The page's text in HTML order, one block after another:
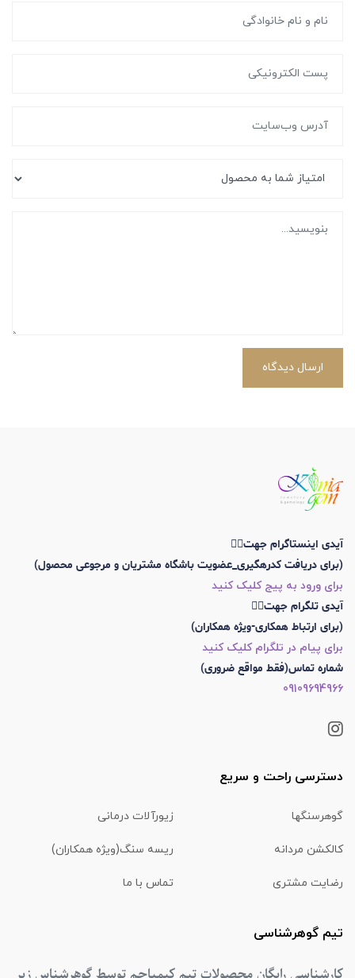
ارسال دیدگاه
آیدی اینستاگرام جهت👇🏼
(برای دریافت کدرهگیری_عضویت باشگاه مشتریان و مرجوعی محصول)
برای ورود به پیج کلیک کنید
آیدی تلگرام جهت👇🏼
(برای ارتباط همکاری-ویژه همکاران)
برای پیام در تلگرام کلیک کنید
شماره تماس(فقط مواقع ضروری)
09109694966
دسترسی راحت و سریع
گوهرسنگها زیورآلات درمانی
کالکشن مردانه ریسه سنگ(ویژه همکاران)
رضایت مشتری تماس با ما
تیم گوهرشناسی